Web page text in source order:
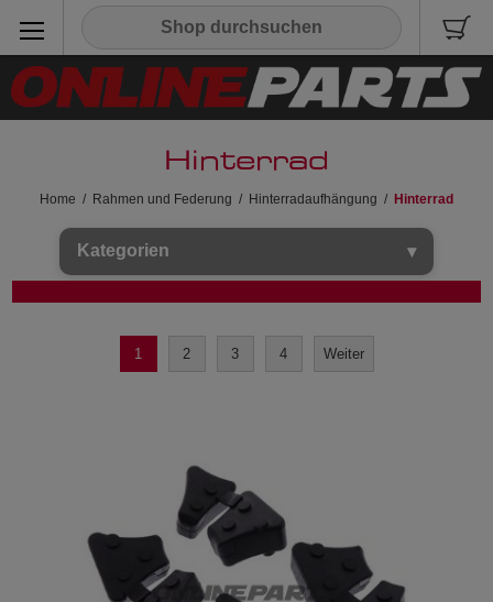
Hinterrad
Home / Rahmen und Federung / Hinterradaufhängung / Hinterrad
Kategorien
1 2 3 4 Weiter